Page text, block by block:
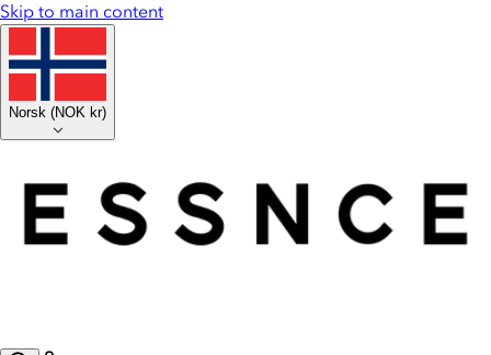
Skip to main content
Norsk (NOK kr)